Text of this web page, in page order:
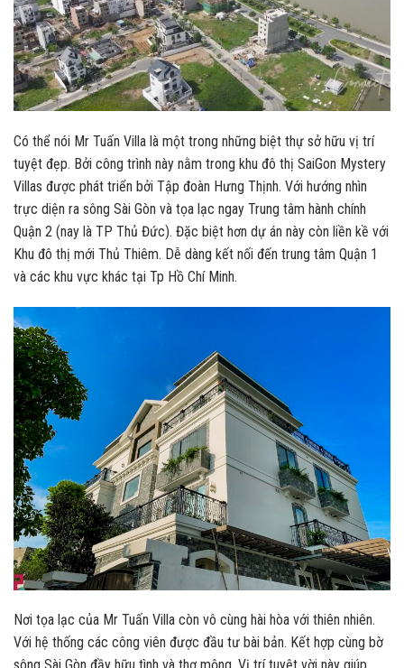
Có thể nói Mr Tuấn Villa là một trong những biệt thự sở hữu vị trí
tuyệt đẹp. Bởi công trình này nằm trong khu đô thị SaiGon Mystery
Villas được phát triển bởi Tập đoàn Hưng Thịnh. Với hướng nhìn
trực diện ra sông Sài Gòn và tọa lạc ngay Trung tâm hành chính
Quận 2 (nay là TP Thủ Đức). Đặc biệt hơn dự án này còn liền kề với
Khu đô thị mới Thủ Thiêm. Dễ dàng kết nối đến trung tâm Quận 1
và các khu vực khác tại Tp Hồ Chí Minh.
Nơi tọa lạc của Mr Tuấn Villa còn vô cùng hài hòa với thiên nhiên.
Với hệ thống các công viên được đầu tư bài bản. Kết hợp cùng bờ